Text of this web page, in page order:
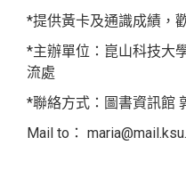
*提供黃卡及通識成績，
*主辦單位：崑山科技大
流處
*聯絡方式：圖書資訊館
Mail to：